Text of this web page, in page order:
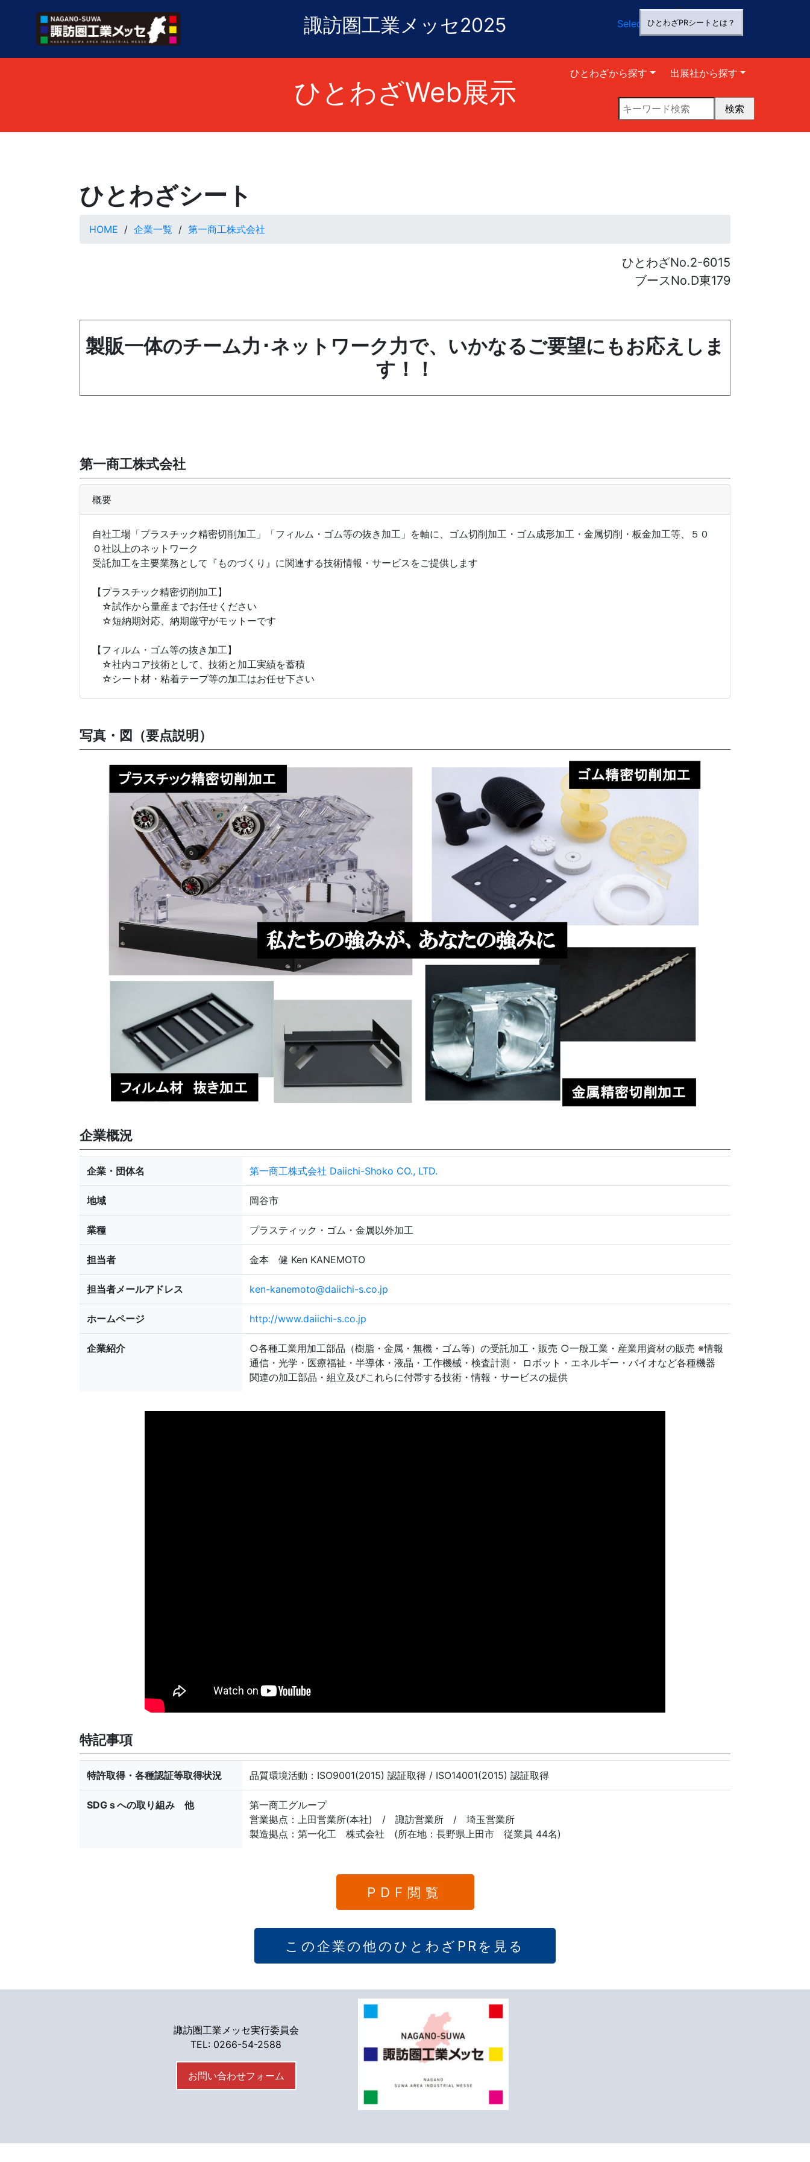
諏訪圏工業メッセ2025 Select Language▼
>
ひとわざPRシートとは？
ひとわざWeb展示
ひとわざから探す 出展社から探す
ひとわざシート
HOME 企業一覧 第一商工株式会社
ひとわざNo.2-6015
ブースNo.D東179
製販一体のチーム力･ネットワーク力で、いかなるご要望にもお応えしま
す！！
第一商工株式会社
概要
自社工場「プラスチック精密切削加工」「フィルム・ゴム等の抜き加工」を軸に、ゴム切削加工・ゴム成形加工・金属切削・板金加工等、５０
０社以上のネットワーク
受託加工を主要業務として『ものづくり』に関連する技術情報・サービスをご提供します
【プラスチック精密切削加工】
☆試作から量産までお任せください
☆短納期対応、納期厳守がモットーです
【フィルム・ゴム等の抜き加工】
☆社内コア技術として、技術と加工実績を蓄積
☆シート材・粘着テープ等の加工はお任せ下さい
写真・図（要点説明）
企業概況
企業・団体名 第一商工株式会社 Daiichi-Shoko CO., LTD.
地域 岡谷市
業種 プラスティック・ゴム・金属以外加工
担当者 金本 健 Ken KANEMOTO
担当者メールアドレス ken-kanemoto@daiichi-s.co.jp
ホームページ http://www.daiichi-s.co.jp
企業紹介
○各種工業用加工部品（樹脂・金属・無機・ゴム等）の受託加工・販売 ○一般工業・産業用資材の販売 ※情報
通信・光学・医療福祉・半導体・液晶・工作機械・検査計測・ ロボット・エネルギー・バイオなど各種機器
関連の加工部品・組立及びこれらに付帯する技術・情報・サービスの提供
特記事項
特許取得・各種認証等取得状況 品質環境活動：ISO9001(2015) 認証取得 / ISO14001(2015) 認証取得
SDGｓへの取り組み 他
第一商工グループ
営業拠点：上田営業所(本社) / 諏訪営業所 / 埼玉営業所
製造拠点：第一化工 株式会社 (所在地：長野県上田市 従業員 44名)
PDF閲覧
この企業の他のひとわざPRを見る
諏訪圏工業メッセ実行委員会
TEL: 0266-54-2588
お問い合わせフォーム